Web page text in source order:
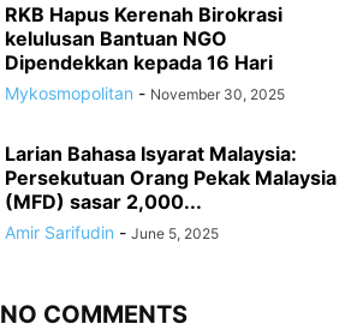
RKB Hapus Kerenah Birokrasi
kelulusan Bantuan NGO
Dipendekkan kepada 16 Hari
Mykosmopolitan - November 30, 2025
Larian Bahasa Isyarat Malaysia:
Persekutuan Orang Pekak Malaysia
(MFD) sasar 2,000...
Amir Sarifudin - June 5, 2025
NO COMMENTS